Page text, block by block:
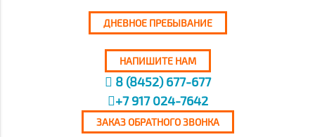
ДНЕВНОЕ ПРЕБЫВАНИЕ
НАПИШИТЕ НАМ
8 (8452) 677-677
+7 917 024-7642
ЗАКАЗ ОБРАТНОГО ЗВОНКА